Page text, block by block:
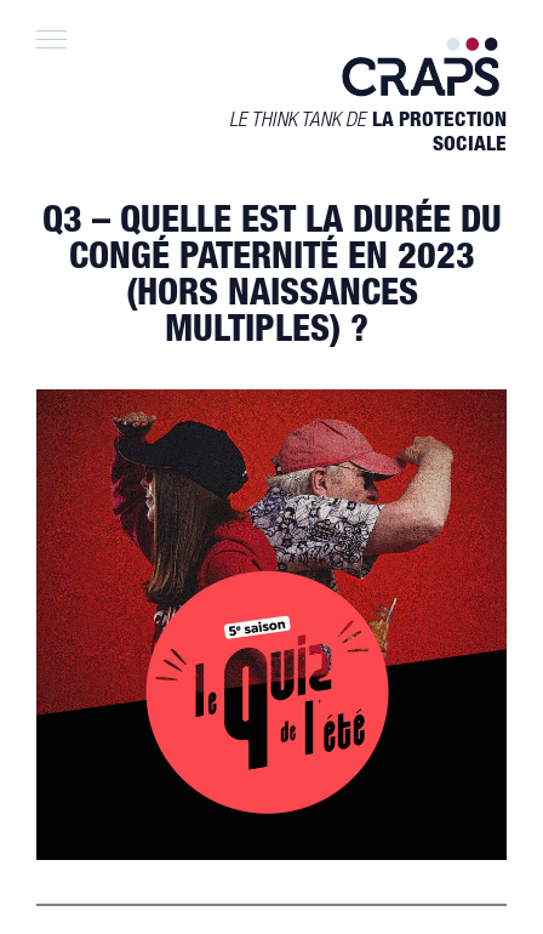
LE THINK TANK DE LA PROTECTION
SOCIALE
Q3 – QUELLE EST LA DURÉE DU
CONGÉ PATERNITÉ EN 2023
(HORS NAISSANCES
MULTIPLES) ?